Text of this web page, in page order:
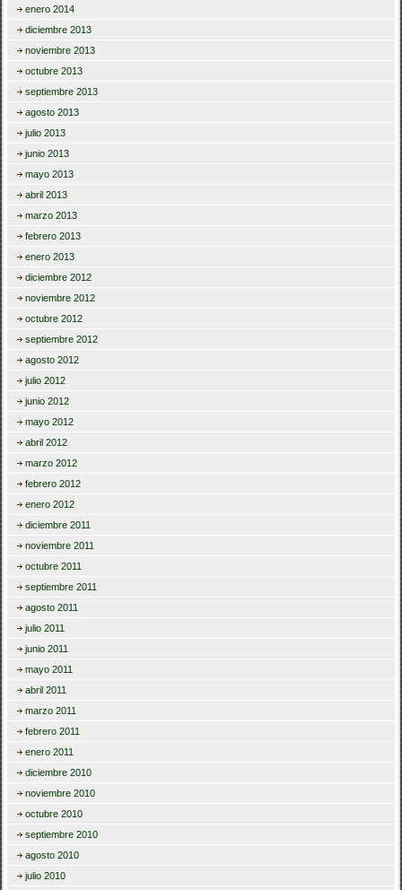
enero 2014
diciembre 2013
noviembre 2013
octubre 2013
septiembre 2013
agosto 2013
julio 2013
junio 2013
mayo 2013
abril 2013
marzo 2013
febrero 2013
enero 2013
diciembre 2012
noviembre 2012
octubre 2012
septiembre 2012
agosto 2012
julio 2012
junio 2012
mayo 2012
abril 2012
marzo 2012
febrero 2012
enero 2012
diciembre 2011
noviembre 2011
octubre 2011
septiembre 2011
agosto 2011
julio 2011
junio 2011
mayo 2011
abril 2011
marzo 2011
febrero 2011
enero 2011
diciembre 2010
noviembre 2010
octubre 2010
septiembre 2010
agosto 2010
julio 2010